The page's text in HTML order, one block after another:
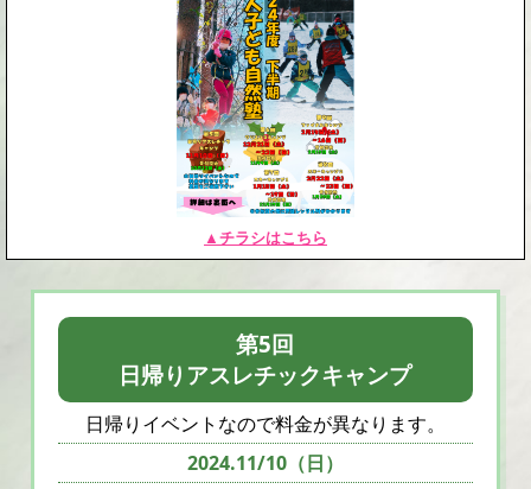
▲チラシはこちら
第5回
日帰りアスレチックキャンプ
日帰りイベントなので料金が異なります。
2024.11/10（日）